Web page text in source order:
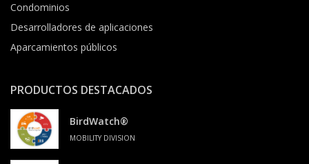
Condominios
Desarrolladores de aplicaciones
Aparcamientos públicos
PRODUCTOS DESTACADOS
BirdWatch®
MOBILITY DIVISION